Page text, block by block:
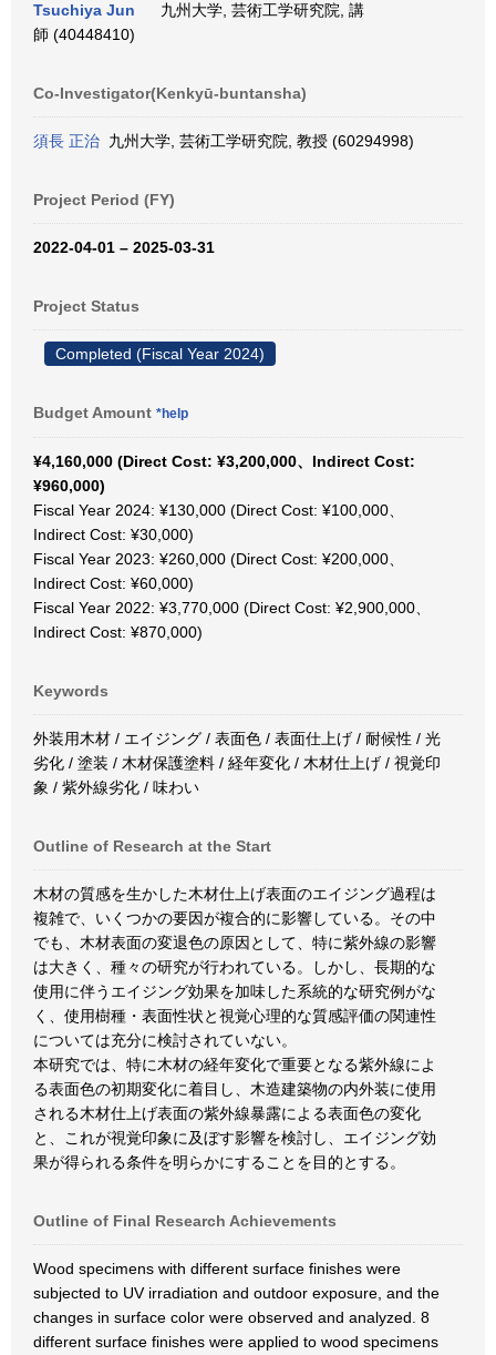
Tsuchiya Jun
九州大学, 芸術工学研究院, 講
師 (40448410)
Co-Investigator(Kenkyū-buntansha)
須長 正治 九州大学, 芸術工学研究院, 教授 (60294998)
Project Period (FY)
2022-04-01 – 2025-03-31
Project Status
Completed (Fiscal Year 2024)
Budget Amount *help
¥4,160,000 (Direct Cost: ¥3,200,000、Indirect Cost:
¥960,000)
Fiscal Year 2024: ¥130,000 (Direct Cost: ¥100,000、
Indirect Cost: ¥30,000)
Fiscal Year 2023: ¥260,000 (Direct Cost: ¥200,000、
Indirect Cost: ¥60,000)
Fiscal Year 2022: ¥3,770,000 (Direct Cost: ¥2,900,000、
Indirect Cost: ¥870,000)
Keywords
外装用木材 / エイジング / 表面色 / 表面仕上げ / 耐候性 / 光
劣化 / 塗装 / 木材保護塗料 / 経年変化 / 木材仕上げ / 視覚印
象 / 紫外線劣化 / 味わい
Outline of Research at the Start
木材の質感を生かした木材仕上げ表面のエイジング過程は
複雑で、いくつかの要因が複合的に影響している。その中
でも、木材表面の変退色の原因として、特に紫外線の影響
は大きく、種々の研究が行われている。しかし、長期的な
使用に伴うエイジング効果を加味した系統的な研究例がな
く、使用樹種・表面性状と視覚心理的な質感評価の関連性
については充分に検討されていない。
本研究では、特に木材の経年変化で重要となる紫外線によ
る表面色の初期変化に着目し、木造建築物の内外装に使用
される木材仕上げ表面の紫外線暴露による表面色の変化
と、これが視覚印象に及ぼす影響を検討し、エイジング効
果が得られる条件を明らかにすることを目的とする。
Outline of Final Research Achievements
Wood specimens with different surface finishes were
subjected to UV irradiation and outdoor exposure, and the
changes in surface color were observed and analyzed. 8
different surface finishes were applied to wood specimens